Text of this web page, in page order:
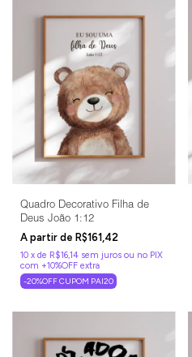
Quadro Decorativo Filha de
Deus João 1:12
R$161,42
10 x de R$16,14 sem juros
-20%OFF CUPOM PAI20